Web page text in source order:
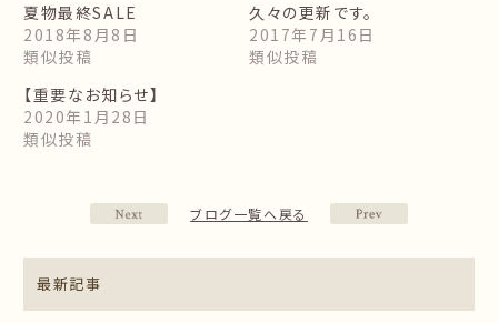
夏物最終SALE
2018年8月8日
類似投稿
久々の更新です。
2017年7月16日
類似投稿
【重要なお知らせ】
2020年1月28日
類似投稿
ブログ一覧へ戻る
最新記事